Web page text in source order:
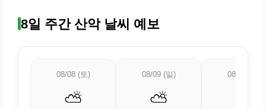
8일 주간 산악 날씨 예보
08/08 (토)
⛅
08/09 (일)
⛅
08/10 (월)